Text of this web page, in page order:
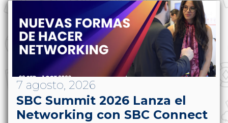
7 agosto, 2026
SBC Summit 2026 Lanza el
Networking con SBC Connect